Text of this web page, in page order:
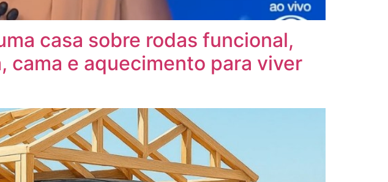
casa sobre rodas funcional,
cama e aquecimento para viver